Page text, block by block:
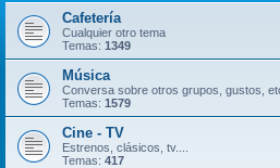
Cafetería
Cualquier otro tema
Temas: 1349
Música
Conversa sobre otros grupos, gustos,
Temas: 1579
Cine - TV
Estrenos, clásicos, tv....
Temas: 417